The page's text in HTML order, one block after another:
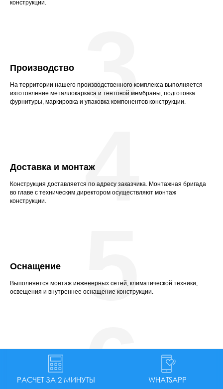
РАСЧЕТ ЗА 2 МИНУТЫ WHATSAPP
конструкции.
Производство
На территории нашего производственного комплекса выполняется
изготовление металлокаркаса и тентовой мембраны, подготовка
фурнитуры, маркировка и упаковка компонентов конструкции.
3
Доставка и монтаж
Конструкция доставляется по адресу заказчика. Монтажная бригада
во главе с техническим директором осуществляют монтаж
конструкции.
4
Оснащение
Выполняется монтаж инженерных сетей, климатической техники,
освещения и внутреннее оснащение конструкции.
5
Обслуживание
Безопасность и долговечность эксплуатации конструкции
6